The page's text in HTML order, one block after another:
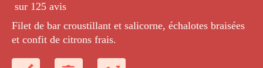
sur 125 avis
Filet de bar croustillant et salicorne, échalotes braisées
et confit de citrons frais.